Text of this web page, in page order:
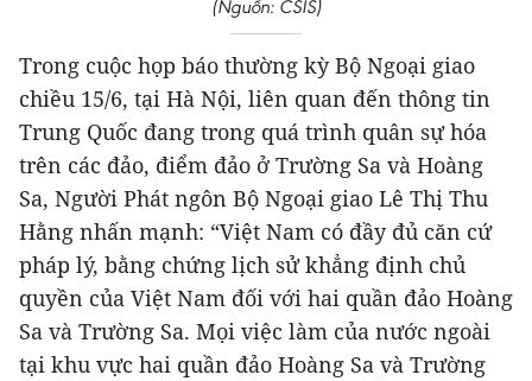
(Nguồn: CSIS)
Trong cuộc họp báo thường kỳ Bộ Ngoại giao
chiều 15/6, tại Hà Nội, liên quan đến thông tin
Trung Quốc đang trong quá trình quân sự hóa
trên các đảo, điểm đảo ở Trường Sa và Hoàng
Sa, Người Phát ngôn Bộ Ngoại giao Lê Thị Thu
Hằng nhấn mạnh: “Việt Nam có đầy đủ căn cứ
pháp lý, bằng chứng lịch sử khẳng định chủ
quyền của Việt Nam đối với hai quần đảo Hoàng
Sa và Trường Sa. Mọi việc làm của nước ngoài
tại khu vực hai quần đảo Hoàng Sa và Trường